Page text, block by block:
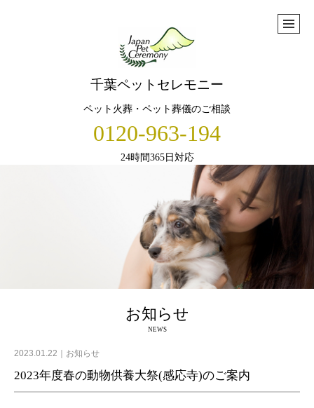
千葉ペットセレモニー
ペット火葬・ペット葬儀のご相談
0120-963-194
24時間365日対応
お知らせ
NEWS
2023.01.22 お知らせ
2023年度春の動物供養大祭(感応寺)のご案内